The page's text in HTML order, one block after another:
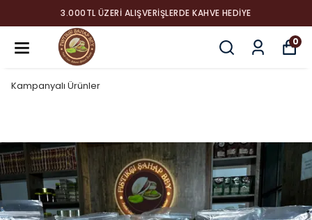
3.000TL ÜZERI ALIŞVERIŞLERDE KAHVE HEDIYE
0
Kampanyalı Ürünler